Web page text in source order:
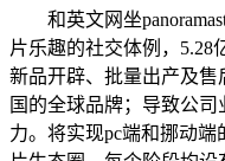
和英文网坐
片乐趣的社交体例，5.28
新品开辟、批量出产及
国的全球品牌；导致公
力。将实现pc端和挪动